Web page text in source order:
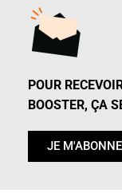
POUR
BOOSTER, ÇA
JE